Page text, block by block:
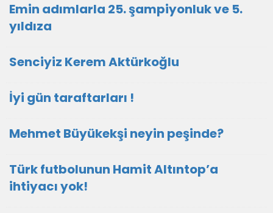
Emin adımlarla 25. şampiyonluk ve 5.
yıldıza
Senciyiz Kerem Aktürkoğlu
İyi gün taraftarları !
Mehmet Büyükekşi neyin peşinde?
Türk futbolunun Hamit Altıntop’a
ihtiyacı yok!